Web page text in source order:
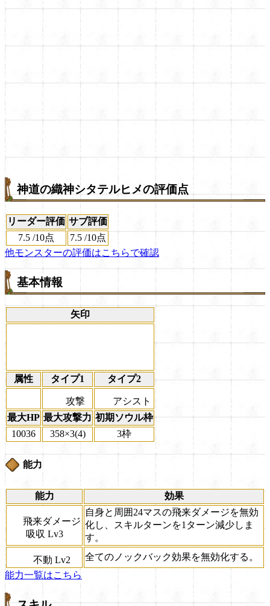
神道の織神シタテルヒメの評価点
リーダー評価 サブ評価
7.5 /10点 7.5 /10点
他モンスターの評価はこちらで確認
基本情報
矢印
属性 タイプ1 タイプ2
攻撃
アシスト
最大HP 最大攻撃力 初期ソウル枠
10036
358×3(4) 3枠
能力
能力 効果
飛来ダメージ
吸収 Lv3
自身と周囲24マスの飛来ダメージを無効
化し、スキルターンを1ターン減少しま
す。
不動 Lv2
全てのノックバック効果を無効化する。
能力一覧はこちら